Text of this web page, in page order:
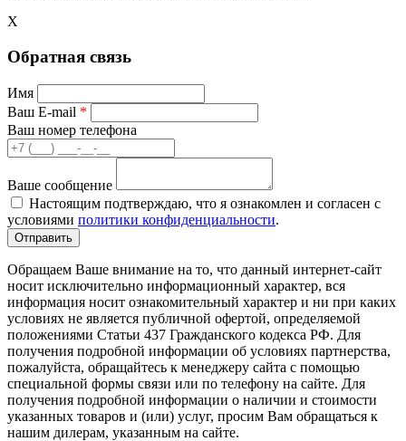
X
Обратная связь
Имя
Ваш E-mail *
Ваш номер телефона
Ваше сообщение
Настоящим подтверждаю, что я ознакомлен и согласен с
условиями политики конфиденциальности.
Обращаем Ваше внимание на то, что данный интернет-сайт
носит исключительно информационный характер, вся
информация носит ознакомительный характер и ни при каких
условиях не является публичной офертой, определяемой
положениями Статьи 437 Гражданского кодекса РФ. Для
получения подробной информации об условиях партнерства,
пожалуйста, обращайтесь к менеджеру сайта с помощью
специальной формы связи или по телефону на сайте. Для
получения подробной информации о наличии и стоимости
указанных товаров и (или) услуг, просим Вам обращаться к
нашим дилерам, указанным на сайте.